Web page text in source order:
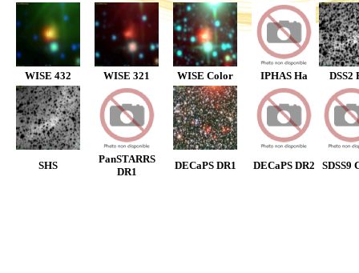
WISE 432 WISE 321 WISE Color IPHAS Ha DSS2
SHS
PanSTARRS
DR1
DECaPS DR1 DECaPS DR2 SDSS9